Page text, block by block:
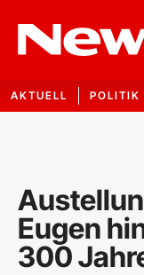
AKTUELL POLITIK
Eugen
300